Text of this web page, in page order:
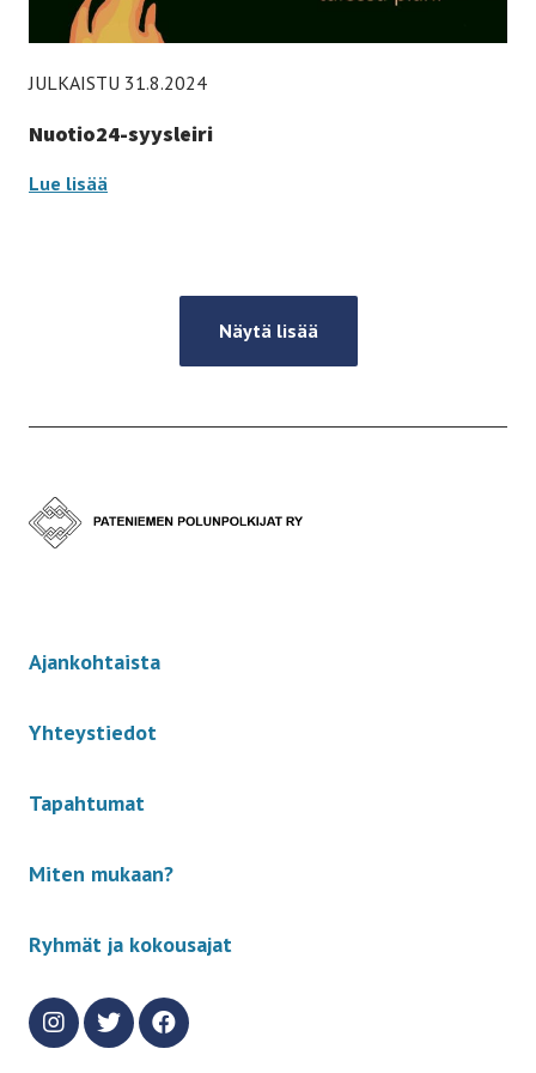
JULKAISTU 31.8.2024
Nuotio24-syysleiri
Nuotio24-
Lue lisää
Näytä lisää
Etusivulle
Ajankohtaista
Yhteystiedot
Tapahtumat
Miten mukaan?
Ryhmät ja kokousajat